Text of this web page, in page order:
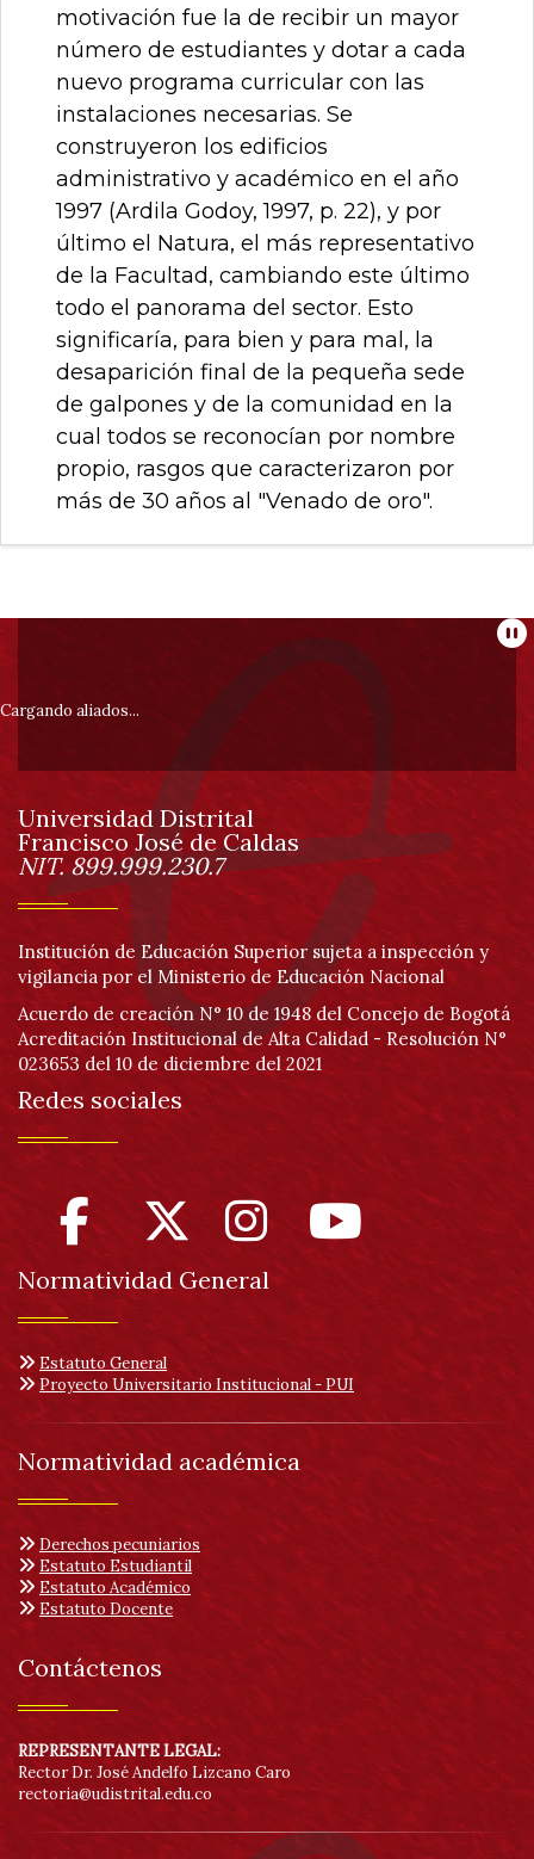
motivación fue la de recibir un mayor
número de estudiantes y dotar a cada
nuevo programa curricular con las
instalaciones necesarias. Se
construyeron los edificios
administrativo y académico en el año
1997 (Ardila Godoy, 1997, p. 22), y por
último el Natura, el más representativo
de la Facultad, cambiando este último
todo el panorama del sector. Esto
significaría, para bien y para mal, la
desaparición final de la pequeña sede
de galpones y de la comunidad en la
cual todos se reconocían por nombre
propio, rasgos que caracterizaron por
más de 30 años al "Venado de oro".
Información
pie
de
página
Cargando aliados...
Información
Universidad Distrital
Francisco José de Caldas
NIT. 899.999.230.7
Institución de Educación Superior sujeta a inspección y
vigilancia por el Ministerio de Educación Nacional
Acuerdo de creación N° 10 de 1948 del Concejo de Bogotá
Acreditación Institucional de Alta Calidad - Resolución N°
023653 del 10 de diciembre del 2021
Redes sociales
Normatividad General
Estatuto General
Proyecto Universitario Institucional - PUI
Normatividad académica
Derechos pecuniarios
Estatuto Estudiantil
Estatuto Académico
Estatuto Docente
Contáctenos
REPRESENTANTE LEGAL:
Rector Dr. José Andelfo Lizcano Caro
rectoria@udistrital.edu.co